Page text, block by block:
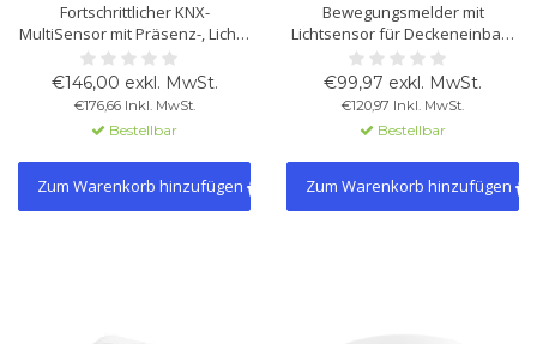
Fortschrittlicher KNX-
MultiSensor mit Präsenz-, Licht-,
Temperatur-, Feuchte- und
Schallsensor. Perfekt für
energieeffiziente Klima- und
Lichtsteuerung in Gebäuden
und Hotels.
€146,00 exkl. MwSt.
€176,66 Inkl. MwSt.
Bestellbar
Zum Warenkorb hinzufügen
Bewegungsmelder mit
Lichtsensor für Deckeneinbau,
Erfassungsbereich 360° und 6m
Durchmesser. Unterstützt
Lichtregelung,
Bewegungserkennung und
Master/Slave-Konfiguration.
Erhältlich in Weiß und Anthrazit.
€99,97 exkl. MwSt.
€120,97 Inkl. MwSt.
Bestellbar
Zum Warenkorb hinzufügen